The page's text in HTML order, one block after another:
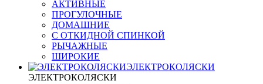
АКТИВНЫЕ
ПРОГУЛОЧНЫЕ
ДОМАШНИЕ
С ОТКИДНОЙ СПИНКОЙ
РЫЧАЖНЫЕ
ШИРОКИЕ
ЭЛЕКТРОКОЛЯСКИ
ЭЛЕКТРОКОЛЯСКИ